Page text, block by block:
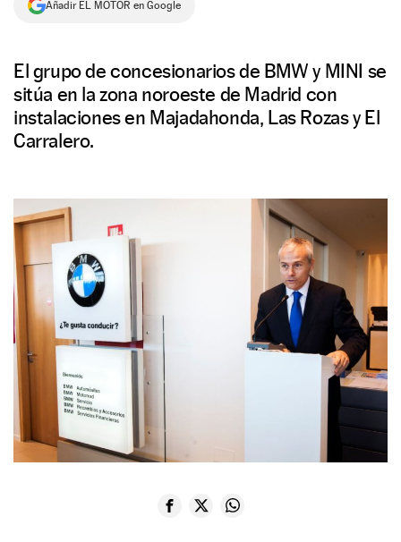
SÍGUENOS
Añadir EL MOTOR en Google
El grupo de concesionarios de BMW y MINI se
sitúa en la zona noroeste de Madrid con
instalaciones en Majadahonda, Las Rozas y El
Carralero.